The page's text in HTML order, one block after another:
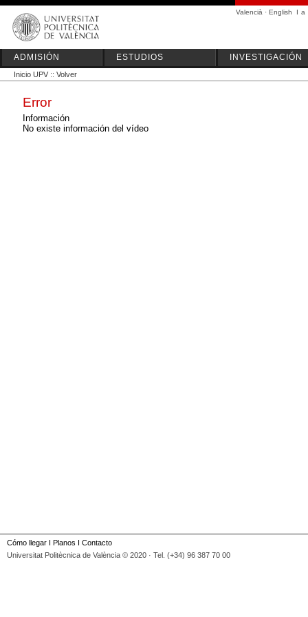
Valencià · English I a
ADMISIÓN ESTUDIOS INVESTIGACIÓN
Inicio UPV :: Volver
Error
Información
No existe información del vídeo
Cómo llegar I Planos I Contacto
Universitat Politècnica de València © 2020 · Tel. (+34) 96 387 70 00